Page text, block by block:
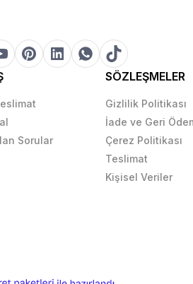
Sorular
SÖZLEŞMELER
Gizlilik Politikası
İade ve Geri
Çerez Politikası
Teslimat
Kişisel Veriler